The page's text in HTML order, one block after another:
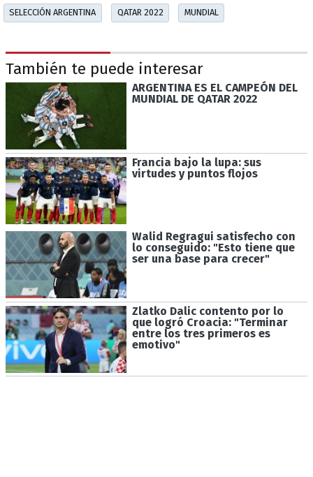
SELECCIÓN ARGENTINA QATAR 2022 MUNDIAL
También te puede interesar
ARGENTINA ES EL CAMPEÓN DEL
MUNDIAL DE QATAR 2022
Francia bajo la lupa: sus
virtudes y puntos flojos
Walid Regragui satisfecho con
lo conseguido: "Esto tiene que
ser una base para crecer"
Zlatko Dalic contento por lo
que logró Croacia: "Terminar
entre los tres primeros es
emotivo"